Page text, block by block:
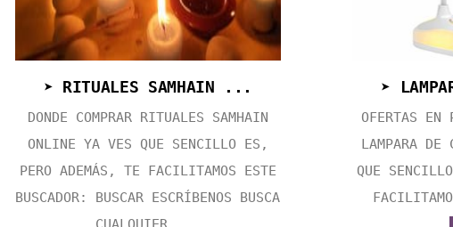
➤ RITUALES SAMHAIN ...
DONDE COMPRAR RITUALES SAMHAIN
ONLINE YA VES QUE SENCILLO ES,
PERO ADEMÁS, TE FACILITAMOS ESTE
BUSCADOR: BUSCAR ESCRÍBENOS BUSCA
➤
OFERTAS EN
LAMPARA DE
QUE